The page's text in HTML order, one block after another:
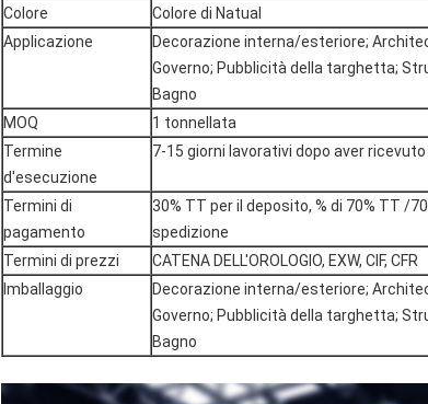
Colore
Colore di Natual
Applicazione
Decorazione interna/esteriore;
Governo; Pubblicità della targhetta;
Bagno
MOQ
1 tonnellata
Termine
d'esecuzione
7-15 giorni lavorativi dopo aver
Termini di
pagamento
30% TT per il deposito, % di 70% TT /
spedizione
Termini di prezzi
CATENA DELL'OROLOGIO, EXW, CIF, CFR
Imballaggio
Decorazione interna/esteriore;
Governo; Pubblicità della targhetta;
Bagno